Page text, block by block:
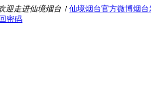
迎走进仙境烟台！ 仙境烟台官方微博烟台
密码